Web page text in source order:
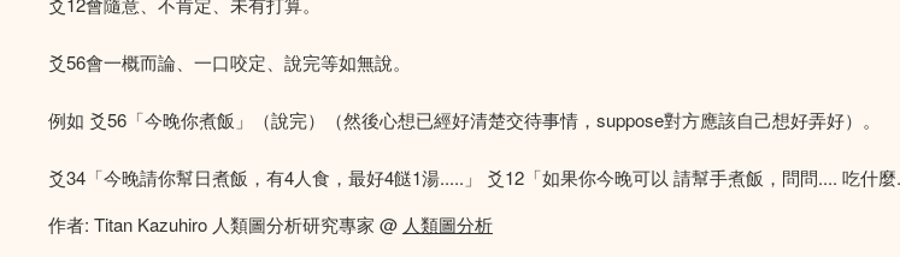
爻56會一概而論、一口咬定、說完等如無說。
例如 爻56「今晚你煮飯」（說完）（然後心想已經好清楚交待事情，suppose對方應該自己想好弄好）。
爻34「今晚請你幫日煮飯，有4人食，最好4餸1湯.....」 爻12「如果你今晚可以 請幫手煮飯，問問.... 吃什
作者: Titan Kazuhiro 人類圖分析研究專家 @ 人類圖分析